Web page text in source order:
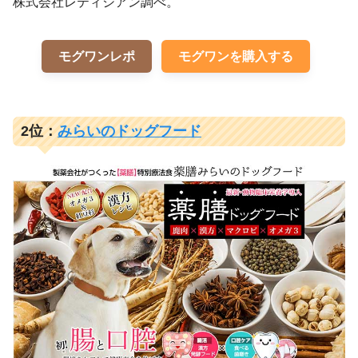
モグワンレポ モグワンを購入する
2位：みらいのドッグフード